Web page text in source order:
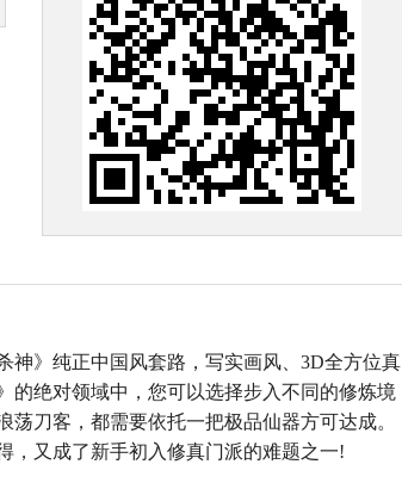
神》纯正中国风套路，写实画风、3D全方位真
的绝对领域中，您可以选择步入不同的修炼境
荡刀客，都需要依托一把极品仙器方可达成。
，又成了新手初入修真门派的难题之一!